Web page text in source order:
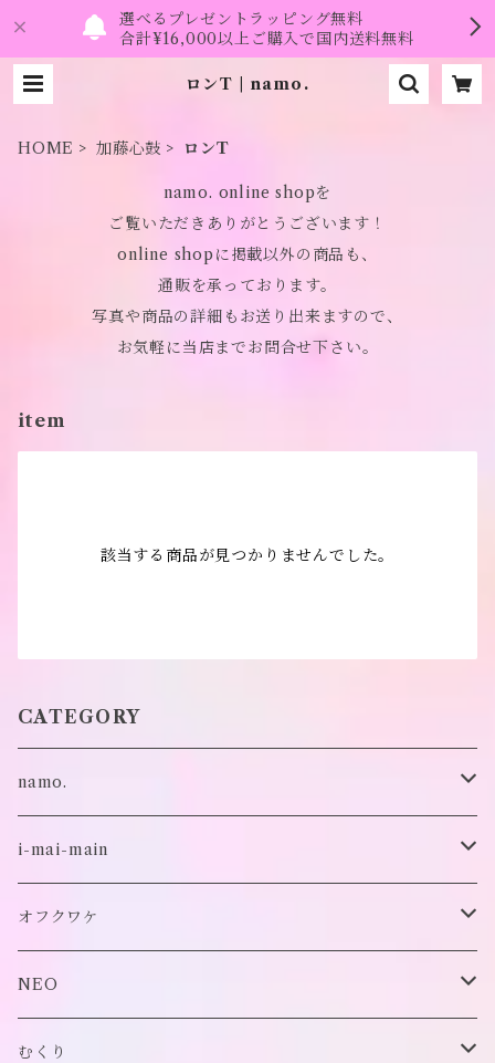
選べるプレゼントラッピング無料
合計¥16,000以上ご購入で国内送料無料
ロンT | namo.
HOME 加藤心鼓 ロンT
namo. online shopを
ご覧いただきありがとうございます！
online shopに掲載以外の商品も、
通販を承っております。
写真や商品の詳細もお送り出来ますので、
お気軽に当店までお問合せ下さい。
item
該当する商品が見つかりませんでした。
CATEGORY
namo.
古着
オリジナル
i-mai-main
ビスチェ
付け襟
帽子
オフクワケ
トップス
アウター
NEO
財布
むくり